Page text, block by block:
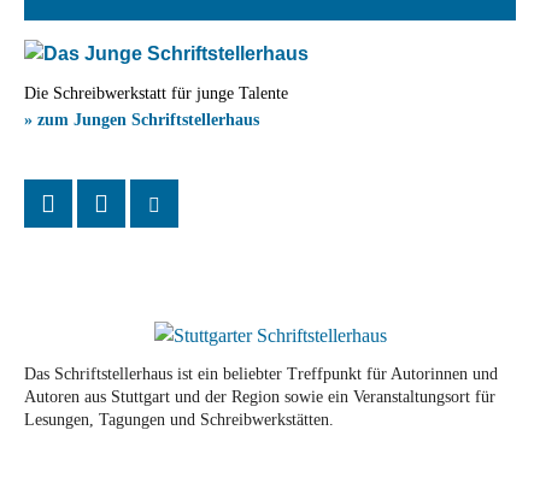
Die Schreibwerkstatt für junge Talente
» zum Jungen Schriftstellerhaus
Das Schriftstellerhaus ist ein beliebter Treffpunkt für Autorinnen und
Autoren aus Stuttgart und der Region sowie ein Veranstaltungsort für
Lesungen, Tagungen und Schreibwerkstätten.